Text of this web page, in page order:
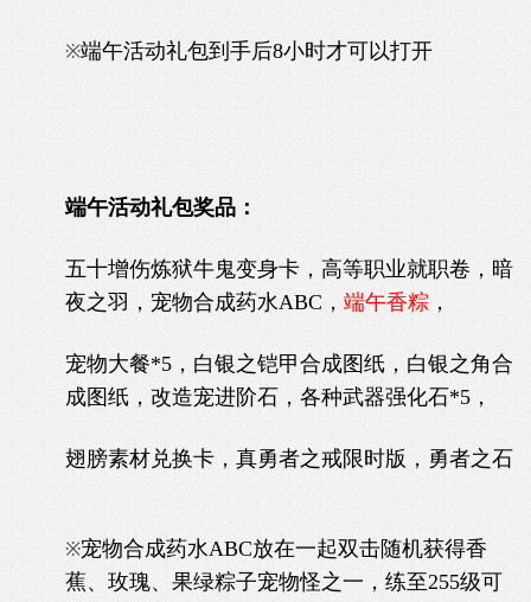
※端午活动礼包到手后8小时才可以打开
端午活动礼包奖品：
五十增伤炼狱牛鬼变身卡，高等职业就职卷，暗
夜之羽，宠物合成药水ABC， 端午香粽 ，
宠物大餐*5，白银之铠甲合成图纸，白银之角合
成图纸，改造宠进阶石，各种武器强化石*5，
翅膀素材兑换卡，真勇者之戒限时版 ，勇者之石
※宠物合成药水ABC放在一起双击随机获得香
蕉、玫瑰、果绿粽子宠物怪之一，练至255级可